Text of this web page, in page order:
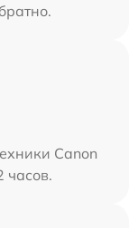
Canon
часов.